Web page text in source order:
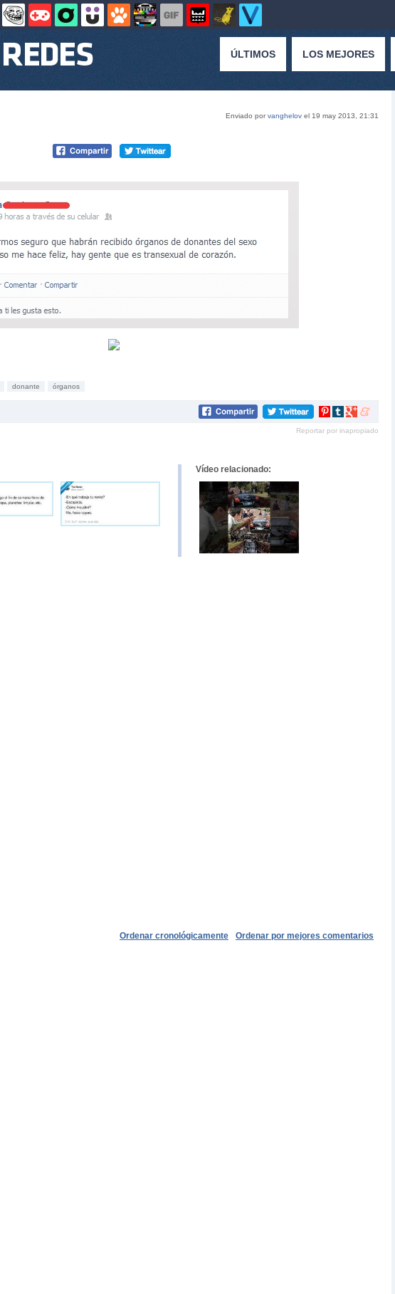
ÚLTIMOS LOS MEJORES
Enviado porvanghelov el 19 may 2013, 21:31
donante órganos
Compartir
Pinterest
Compartir
tumblr
Compartir
Google+
Compartir
meneame
Reportar por inapropiado
Vídeo relacionado:
Ordenar por mejores comentarios
Ordenar cronológicamente